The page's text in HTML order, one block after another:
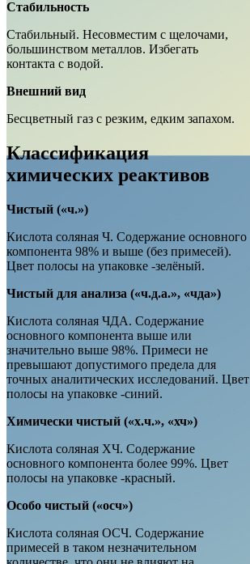
Стабильность
Стабильный. Несовместим с щелочами,
большинством металлов. Избегать
контакта с водой.
Внешний вид
Бесцветный газ с резким, едким запахом.
Классификация
химических реактивов
Чистый («ч.»)
Кислота соляная Ч. Содержание основного
компонента 98% и выше (без примесей).
Цвет полосы на упаковке -зелёный.
Чистый для анализа («ч.д.а.», «чда»)
Кислота соляная ЧДА. Содержание
основного компонента выше или
значительно выше 98%. Примеси не
превышают допустимого предела для
точных аналитических исследований. Цвет
полосы на упаковке -синий.
Химически чистый («х.ч.», «хч»)
Кислота соляная ХЧ. Содержание
основного компонента более 99%. Цвет
полосы на упаковке -красный.
Особо чистый («осч»)
Кислота соляная ОСЧ. Cодержание
примесей в таком незначительном